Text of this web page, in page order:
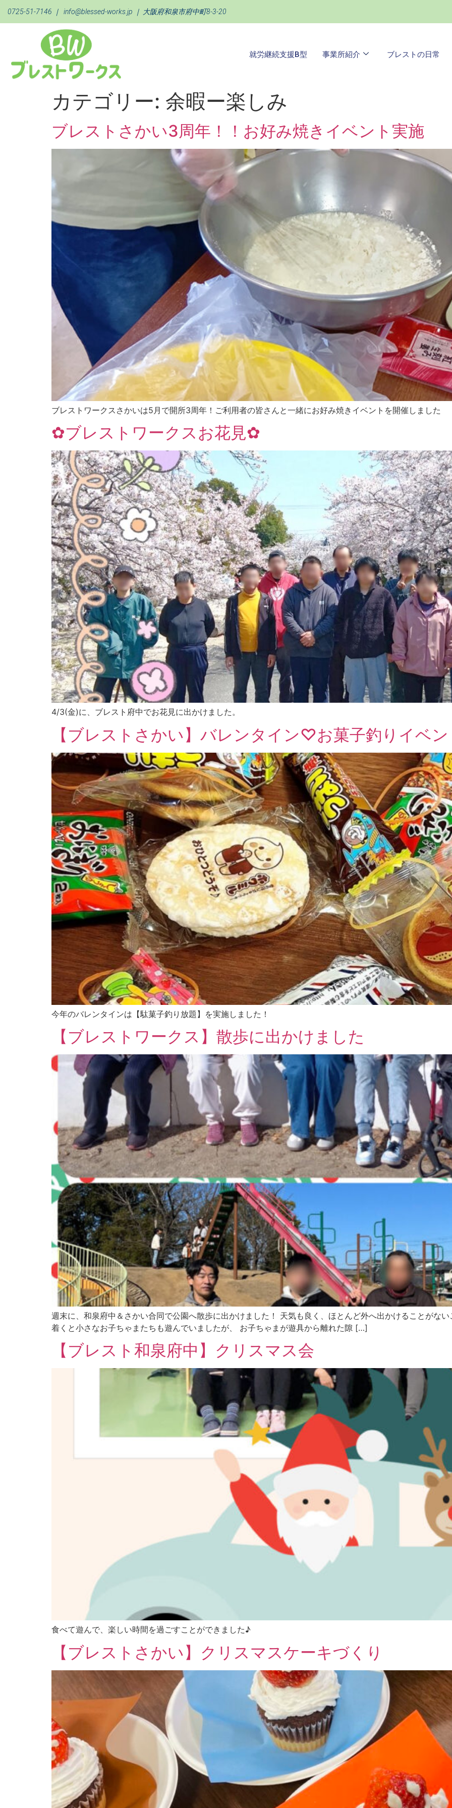
0725-51-7146 ｜ info@blessed-works.jp ｜ 大阪府和泉市府中町8-3-20
就労継続支援B型 事業所紹介 ブレストの日常
カテゴリー: 余暇ー楽しみ
ブレストさかい3周年！！お好み焼きイベント実施
ブレストワークスさかいは5月で開所3周年！ご利用者の皆さんと一緒にお好み焼きイベントを開催しました
✿ブレストワークスお花見✿
4/3(金)に、ブレスト府中でお花見に出かけました。
【ブレストさかい】バレンタイン♡お菓子釣りイベ
今年のバレンタインは【駄菓子釣り放題】を実施しました！
【ブレストワークス】散歩に出かけました
週末に、和泉府中＆さかい合同で公園へ散歩に出かけました！ 天気も良く、ほとんど外へ出かけることがな
着くと小さなお子ちゃまたちも遊んでいましたが、 お子ちゃまが遊具から離れた隙 […]
【ブレスト和泉府中】クリスマス会
食べて遊んで、楽しい時間を過ごすことができました♪
【ブレストさかい】クリスマスケーキづくり